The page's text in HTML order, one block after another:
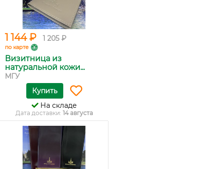
1 144 ₽ 1 205 ₽
по карте
Визитница из
натуральной кожи...
МГУ
Купить
На складе
Дата доставки: 14 августа